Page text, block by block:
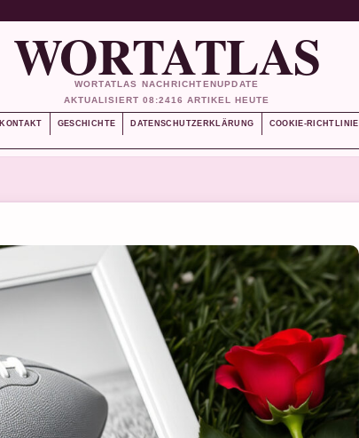
WORTATLAS
WORTATLAS NACHRICHTENUPDATE
AKTUALISIERT 08:2416 ARTIKEL HEUTE
KONTAKT GESCHICHTE DATENSCHUTZERKLÄRUNG COOKIE-RICHTLINIE